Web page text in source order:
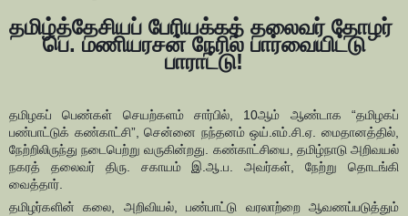
தமிழ்த்தேசியப் பேரியக்கத் தலைவர் தோழர்
பெ. மணியரசன் நேரில் பார்வையிட்டு
பாராட்டு!
தமிழகப் பெண்கள் செயற்களம் சார்பில், 10ஆம் ஆண்டாக “தமிழகப்
பண்பாட்டுக் கண்காட்சி”, சென்னை நந்தனம் ஒய்.எம்.சி.ஏ. மைதானத்தில்,
நேற்றிலிருந்து நடைபெற்று வருகின்றது. கண்காட்சியை, தமிழ்நாடு அறிவயல்
நகரத் தலைவர் திரு. சகாயம் இ.ஆ.ப. அவர்கள், நேற்று தொடங்கி
வைத்தார்.
தமிழர்களின் கலை, அறிவியல், பண்பாட்டு வரலாற்றை ஆவணப்படுத்தும்